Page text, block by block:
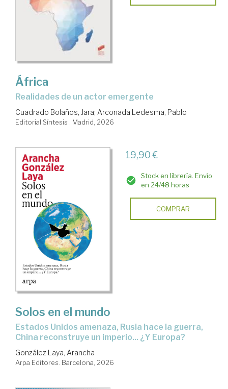
África
realidades de un actor emergente
Cuadrado Bolaños, Jara; Arconada Ledesma, Pablo
Editorial Síntesis . Madrid, 2026
19,90 €
Stock en librería. Envío
en 24/48 horas
COMPRAR
Solos en el mundo
Estados Unidos amenaza, Rusia hace la guerra,
China reconstruye un imperio... ¿Y Europa?
González Laya, Arancha
Arpa Editores. Barcelona, 2026